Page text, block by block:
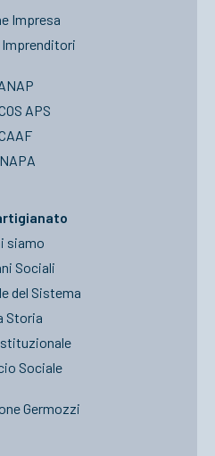
Impresa
Imprenditori
APS
siamo
Sociali
del Sistema
Storia
Sociale
Germozzi